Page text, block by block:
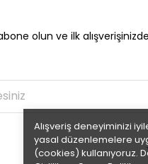
Alışveriş deneyiminizi
yasal düzenlemelere
(cookies) kullanıyoruz.
olun ve ilk